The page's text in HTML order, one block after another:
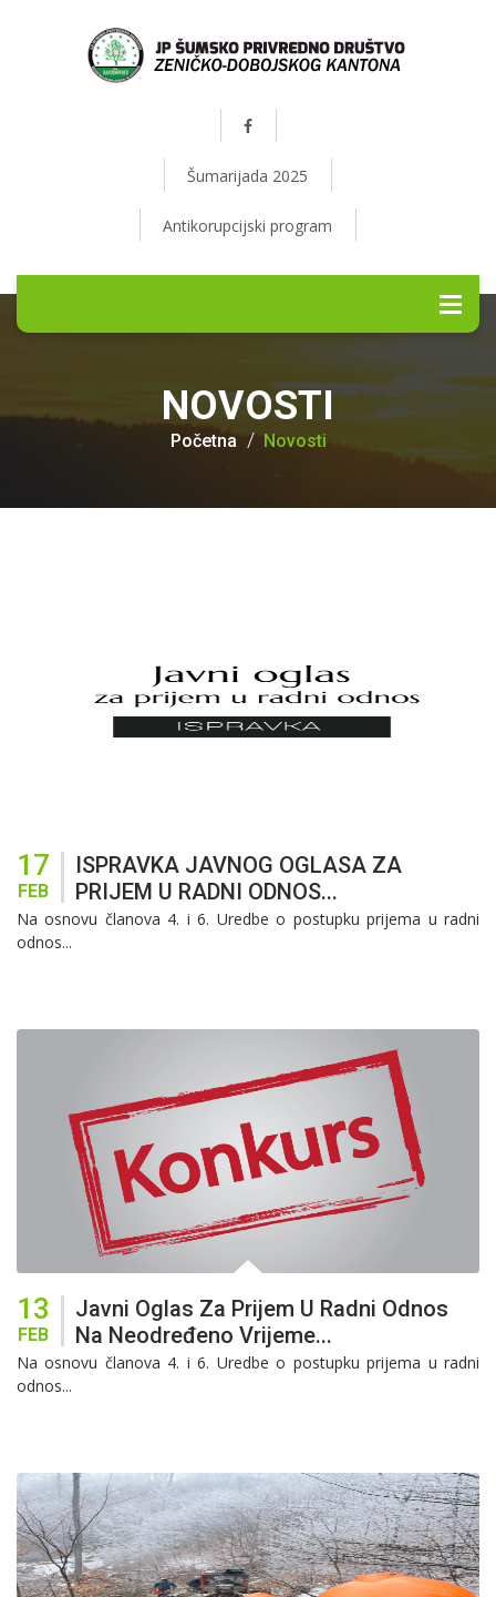
Šumarijada 2025
Antikorupcijski program
NOVOSTI
Početna Novosti
17
FEB
ISPRAVKA JAVNOG OGLASA ZA
PRIJEM U RADNI ODNOS...
Na osnovu članova 4. i 6. Uredbe o postupku prijema u radni
odnos...
13
FEB
Javni Oglas Za Prijem U Radni Odnos
Na Neodređeno Vrijeme...
Na osnovu članova 4. i 6. Uredbe o postupku prijema u radni
odnos...